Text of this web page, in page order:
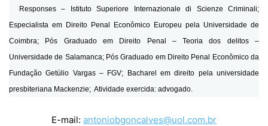
Responses– Istituto Superiore Internazionale di Scienze Criminali;
Especialista em Direito Penal Econômico Europeu pela Universidade de
Coimbra; Pós Graduado em Direito Penal – Teoria dos delitos –
Universidade de Salamanca; Pós Graduado em Direito Penal Econômico da
Fundação Getúlio Vargas – FGV; Bacharel em direito pela universidade
presbiteriana Mackenzie; Atividade exercida: advogado.
E-mail: antoniobgoncalves@uol.com.br